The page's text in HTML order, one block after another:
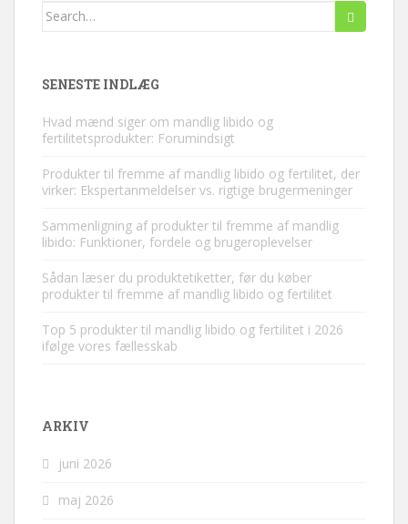
Søg
SENESTE INDLÆG
Hvad mænd siger om mandlig libido og
fertilitetsprodukter: Forumindsigt
Produkter til fremme af mandlig libido og fertilitet, der
virker: Ekspertanmeldelser vs. rigtige brugermeninger
Sammenligning af produkter til fremme af mandlig
libido: Funktioner, fordele og brugeroplevelser
Sådan læser du produktetiketter, før du køber
produkter til fremme af mandlig libido og fertilitet
Top 5 produkter til mandlig libido og fertilitet i 2026
ifølge vores fællesskab
ARKIV
juni 2026
maj 2026